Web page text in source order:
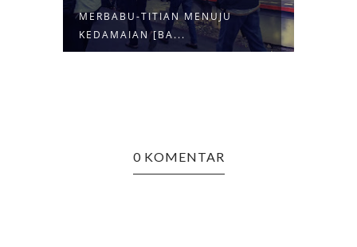
MERBABU-TITIAN MENUJU
KEDAMAIAN [BA...
0 KOMENTAR